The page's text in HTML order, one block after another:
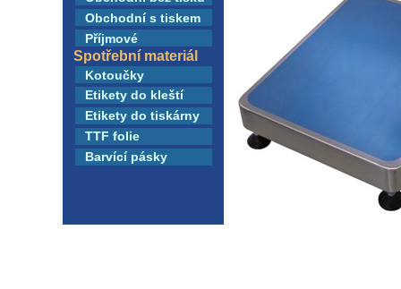
Obchodní s tiskem
Příjmové
Spotřební materiál
Kotoučky
Etikety do kleští
Etikety do tiskárny
TTF folie
Barvící pásky